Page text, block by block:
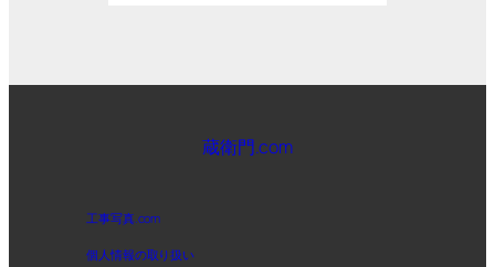
蔵衛門.com
工事写真.com
個人情報の取り扱い